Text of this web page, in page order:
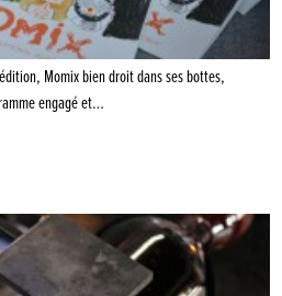
Momix bien droit dans ses bottes,
engagé et…